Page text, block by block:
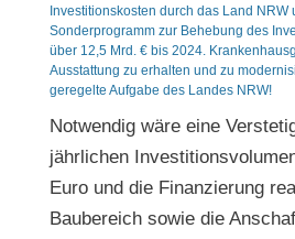
Investitionskosten durch das Land NRW
Sonderprogramm zur Behebung des
über 12,5 Mrd. € bis 2024.
Ausstattung zu erhalten und zu
geregelte Aufgabe des Landes NRW!
Notwendig wäre eine
jährlichen
Euro und die Finanzierung
Baubereich sowie die